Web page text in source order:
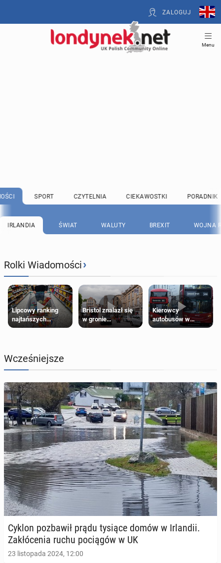
ZALOGUJ
Menu
SPORT CZYTELNIA CIEKAWOSTKI PORADNIK
IRLANDIA ŚWIAT WALUTY BREXIT WOJNA
Rolki Wiadomości›
Lipcowy ranking
najtańszych
supermarketów
Bristol znalazł się
w gronie
najlepszych
Kierowcy
autobusów w
Londynie
Wcześniejsze
Cyklon po­zba­wił prądu tysiące domów w Ir­lan­dii.
Za­kłó­ce­nia ruchu po­cią­gów w UK
23 listopada 2024, 12:00